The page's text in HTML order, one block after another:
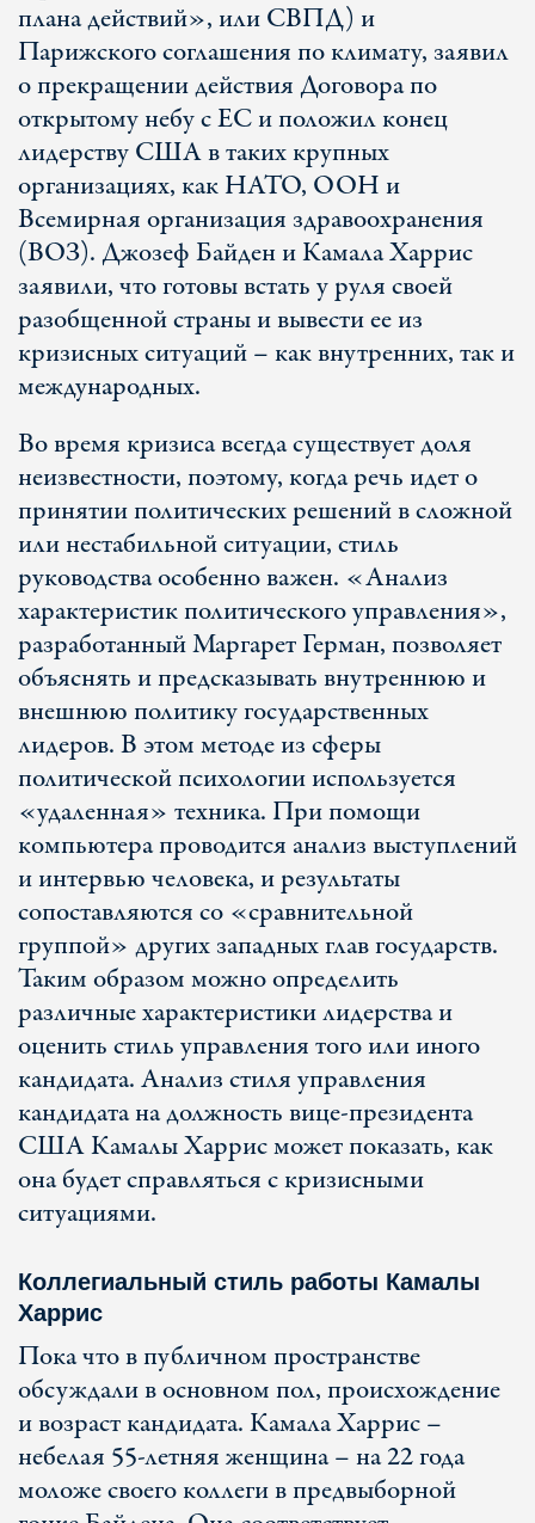
плана действий», или СВПД) и
Парижского соглашения по климату, заявил
о прекращении действия Договора по
открытому небу с ЕС и положил конец
лидерству США в таких крупных
организациях, как НАТО, ООН и
Всемирная организация здравоохранения
(ВОЗ). Джозеф Байден и Камала Харрис
заявили, что готовы встать у руля своей
разобщенной страны и вывести ее из
кризисных ситуаций – как внутренних, так и
международных.
Во время кризиса всегда существует доля
неизвестности, поэтому, когда речь идет о
принятии политических решений в сложной
или нестабильной ситуации, стиль
руководства особенно важен. «Анализ
характеристик политического управления»,
разработанный Маргарет Герман, позволяет
объяснять и предсказывать внутреннюю и
внешнюю политику государственных
лидеров. В этом методе из сферы
политической психологии используется
«удаленная» техника. При помощи
компьютера проводится анализ выступлений
и интервью человека, и результаты
сопоставляются со «сравнительной
группой» других западных глав государств.
Таким образом можно определить
различные характеристики лидерства и
оценить стиль управления того или иного
кандидата. Анализ стиля управления
кандидата на должность вице-президента
США Камалы Харрис может показать, как
она будет справляться с кризисными
ситуациями.
Коллегиальный стиль работы Камалы
Харрис
Пока что в публичном пространстве
обсуждали в основном пол, происхождение
и возраст кандидата. Камала Харрис –
небелая 55-летняя женщина – на 22 года
моложе своего коллеги в предвыборной